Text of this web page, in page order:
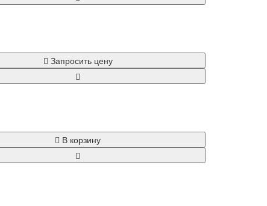
Запросить цену
В корзину